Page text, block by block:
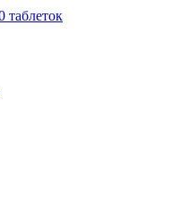
таблеток